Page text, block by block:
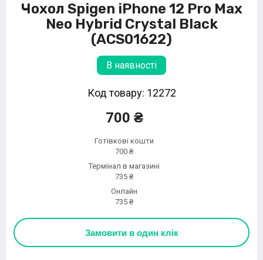
Чохол Spigen iPhone 12 Pro Max
Neo Hybrid Crystal Black
(ACS01622)
В наявності
Код товару: 12272
700 ₴
Готівкові кошти
700 ₴
Термінал в магазині
735 ₴
Онлайн
735 ₴
Замовити в один клік